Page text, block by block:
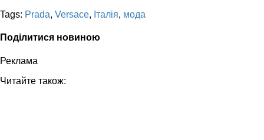
Tags: Prada, Versace, Італія, мода
Поділитися новиною
Реклама
Читайте також: